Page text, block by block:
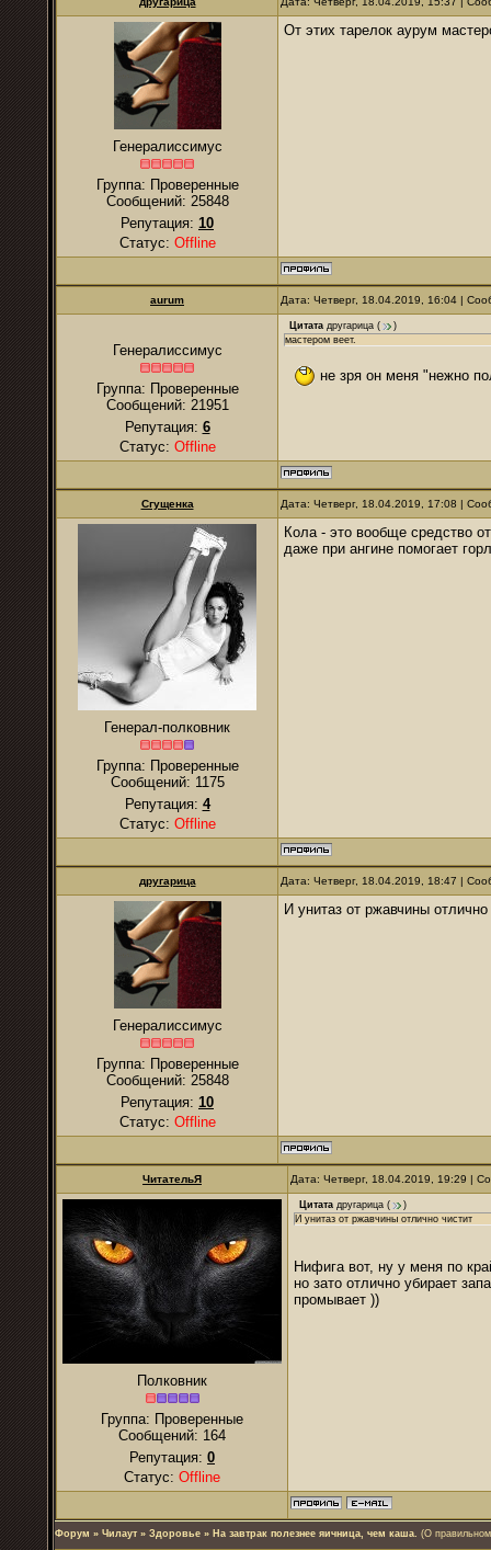
Генералиссимус
Группа: Проверенные
Сообщений: 25848
Репутация: 10
Статус: Offline
От этих тарелок аурум
аurum Дата: Четверг, 18.04.2019, 16:04 |
Генералиссимус
Группа: Проверенные
Сообщений: 21951
Репутация: 6
Статус: Offline
Цитата другарица (
)
мастером веет.
не зря он меня "нежно
Сгущенка Дата: Четверг, 18.04.2019, 17:08 |
Генерал-полковник
Группа: Проверенные
Сообщений: 1175
Репутация: 4
Статус: Offline
Кола - это вообще средство
даже при ангине помогает
другарица Дата: Четверг, 18.04.2019, 18:47 |
Генералиссимус
Группа: Проверенные
Сообщений: 25848
Репутация: 10
Статус: Offline
И унитаз от ржавчины отлично
ЧитательЯ Дата: Четверг, 18.04.2019, 19:29 |
Полковник
Группа: Проверенные
Сообщений: 164
Репутация: 0
Статус: Offline
Цитата другарица (
)
И унитаз от ржавчины отлично чистит
Нифига вот, ну у меня по
но зато отлично убирает
промывает ))
Форум » Чилаут » Здоровье » На завтрак полезнее яичница, чем каша. (О